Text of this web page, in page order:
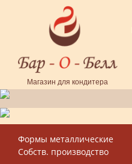
Перейти к основному содержанию
Магазин для кондитера
Форма поиска
Формы металлические
Собств. производство